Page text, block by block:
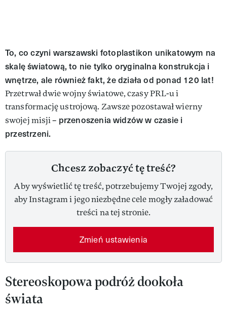
To, co czyni warszawski fotoplastikon unikatowym na
skalę światową, to nie tylko oryginalna konstrukcja i
wnętrze, ale również fakt, że działa od ponad 120 lat!
Przetrwał dwie wojny światowe, czasy PRL-u i
transformację ustrojową. Zawsze pozostawał wierny
swojej misji – przenoszenia widzów w czasie i
przestrzeni.
Chcesz zobaczyć tę treść?
Aby wyświetlić tę treść, potrzebujemy Twojej zgody,
aby Instagram i jego niezbędne cele mogły załadować
treści na tej stronie.
Zmień ustawienia
Stereoskopowa podróż dookoła
świata